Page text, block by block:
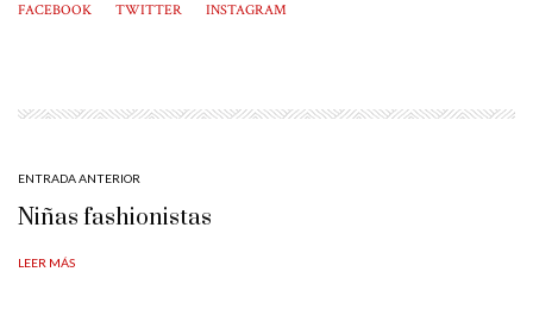
FACEBOOK TWITTER INSTAGRAM
ENTRADA ANTERIOR
Niñas fashionistas
LEER MÁS